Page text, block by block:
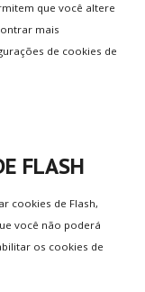
que você altere
mais
de cookies de
FLASH
cookies de Flash,
você não poderá
os cookies de